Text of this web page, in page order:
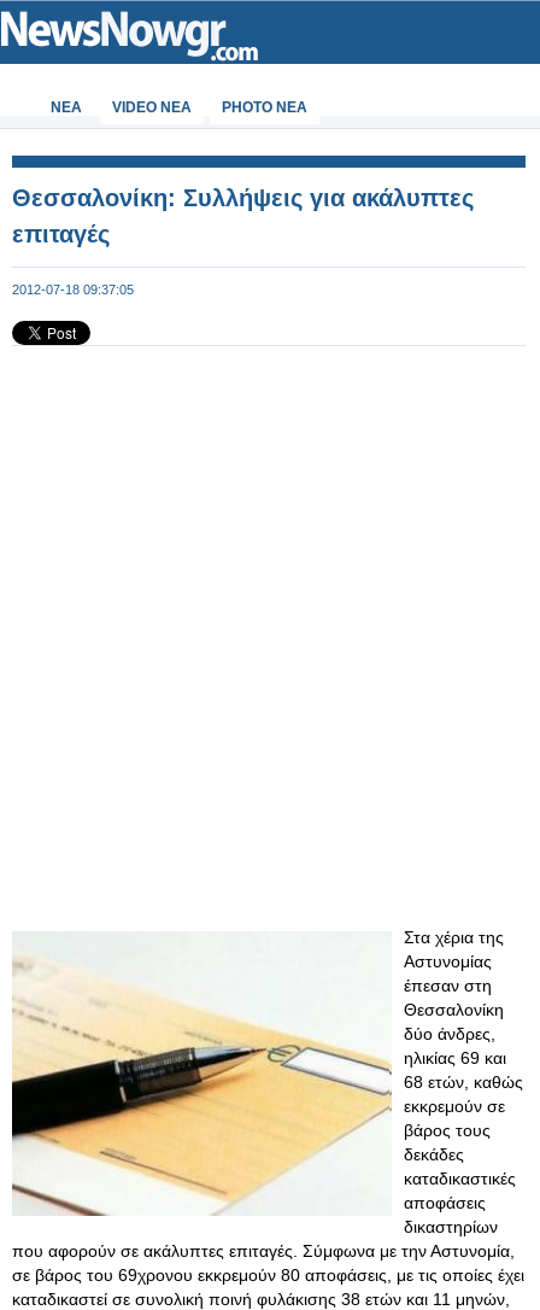
ΝΕΑ VIDEO NEA PHOTO NEA
Θεσσαλονίκη: Συλλήψεις για ακάλυπτες
επιταγές
2012-07-18 09:37:05
Στα χέρια της
Αστυνομίας
έπεσαν στη
Θεσσαλονίκη
δύο άνδρες,
ηλικίας 69 και
68 ετών, καθώς
εκκρεμούν σε
βάρος τους
δεκάδες
καταδικαστικές
αποφάσεις
δικαστηρίων
που αφορούν σε ακάλυπτες επιταγές. Σύμφωνα με την Αστυνομία,
σε βάρος του 69χρονου εκκρεμούν 80 αποφάσεις, με τις οποίες έχει
καταδικαστεί σε συνολική ποινή φυλάκισης 38 ετών και 11 μηνών,